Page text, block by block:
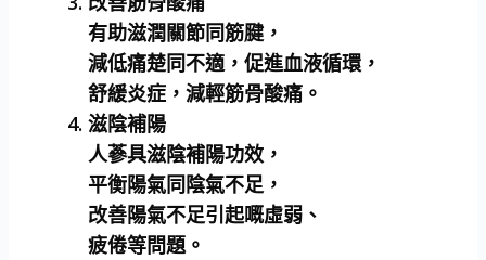
有助滋潤關節同筋腱，
減低痛楚同不適，促進血液循環，
舒緩炎症，減輕筋骨酸痛。
滋陰補陽
人蔘具滋陰補陽功效，
平衡陽氣同陰氣不足，
改善陽氣不足引起嘅虛弱、
疲倦等問題。